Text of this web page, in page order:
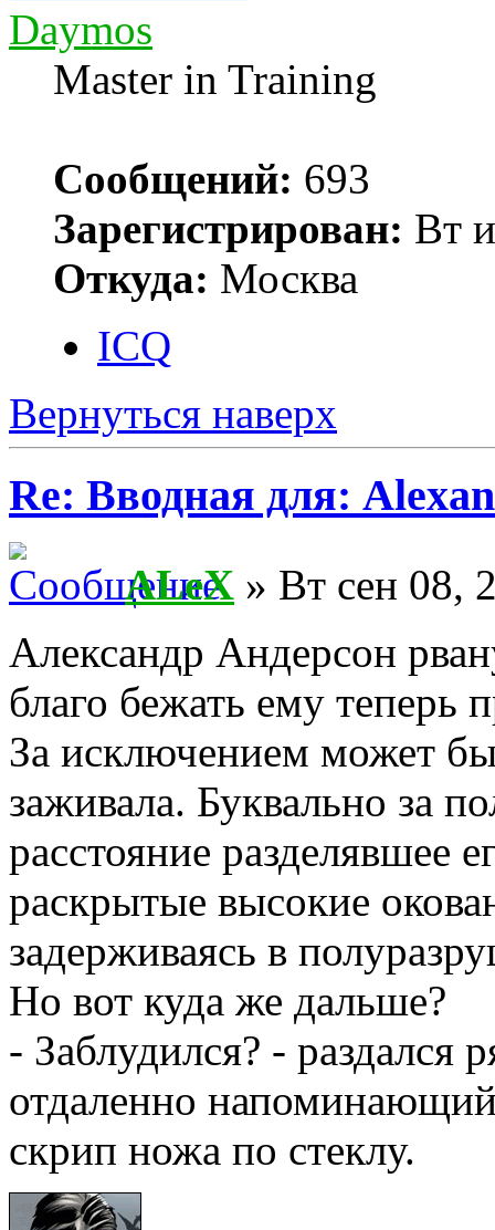
Daymos
Master in Training
Сообщений: 693
Зарегистрирован: Вт
Откуда: Москва
ICQ
Вернуться наверх
Re: Вводная для:
ALeX » Вт сен 08,
Александр Андерсон
благо бежать ему теперь
За исключением может
заживала. Буквально за
расстояние разделявшее
раскрытые высокие
задерживаясь в
Но вот куда же дальше?
- Заблудился? - раздался
отдаленно
скрип ножа по стеклу.